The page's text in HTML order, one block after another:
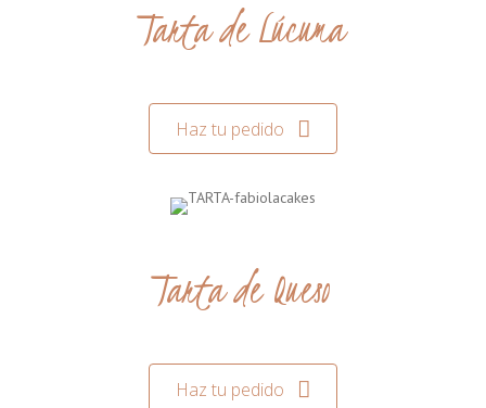
Tarta de Lúcuma
Haz tu pedido
Tarta de Queso
Haz tu pedido